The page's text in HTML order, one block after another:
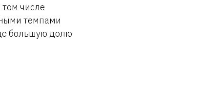
числе
темпами
большую долю